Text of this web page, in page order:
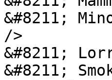
&#8211;
/>
&#8211;
&#8211;